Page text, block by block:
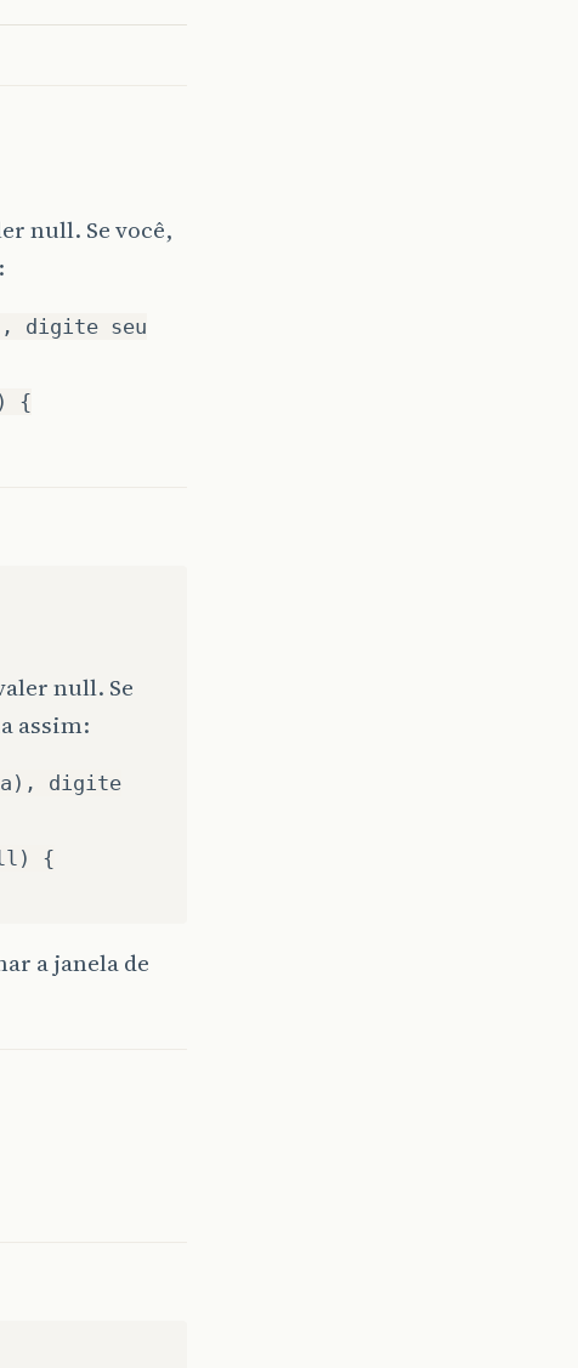
null. Se você,
digite seu
{
null. Se
assim:
digite
{
a janela de